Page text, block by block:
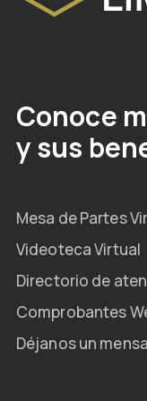
Conoce
y sus
Mesa de Partes
Videoteca Virtual
Directorio de
Comprobantes
Déjanos un